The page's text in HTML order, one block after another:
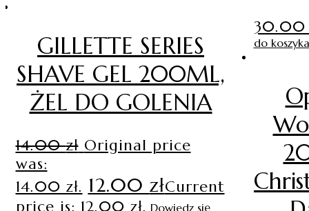
GILLETTE SERIES
SHAVE GEL 200ML,
ŻEL DO GOLENIA
14.00zł Original price
was:
14.00 zł. 12.00 złCurrent
price is: 12.00 zł. Dowiedz się
do koszyka